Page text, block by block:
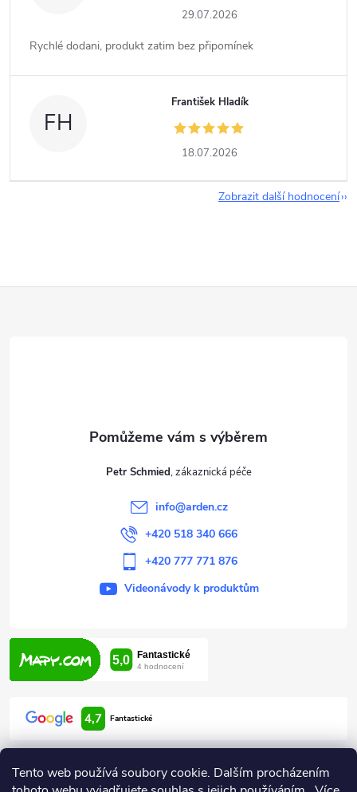
Tento web používá soubory cookie. Dalším procházením
29.07.2026
Rychlé dodani, produkt zatim bez připomínek
FH
František Hladík
18.07.2026
Zobrazit další hodnocení
Petr Schmied
info@arden.cz
+420 518 340 666
+420 777 771 876
Videonávody k produktům
4,7 Fantastické